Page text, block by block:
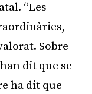
“Les
Sobre
dit que se
ha dit que